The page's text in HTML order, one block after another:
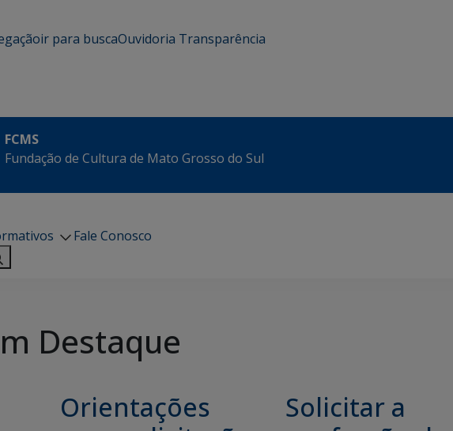
ir para buscaOuvidoria Transparência
FCMS
Fundação de Cultura de Mato Grosso do Sul
Fale Conosco
Destaque
Orientações
Solicitar a